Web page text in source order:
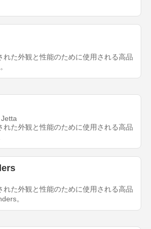
れた外観と性能のために使用される高品
れた外観と性能のために使用される高品
れた外観と性能のために使用される高品
。